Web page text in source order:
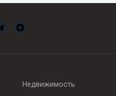
Недвижимость